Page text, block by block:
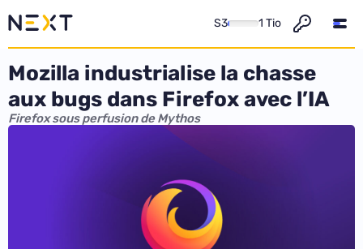
S3 1 Tio
Mozilla industrialise la chasse
aux bugs dans Firefox avec l’IA
Firefox sous perfusion de Mythos